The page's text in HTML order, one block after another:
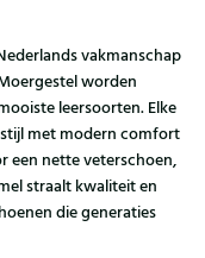
vakmanschap
worden
leersoorten. Elke
met modern comfort
een nette veterschoen,
straalt kwaliteit en
die generaties